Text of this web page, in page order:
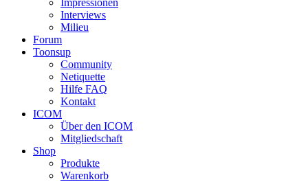
Impressionen
Interviews
Milieu
Forum
Toonsup
Community
Netiquette
Hilfe FAQ
Kontakt
ICOM
Über den ICOM
Mitgliedschaft
Shop
Produkte
Warenkorb